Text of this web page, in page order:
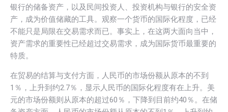
银行的储备资产，以及民间投资人、投资机构与银行的安全资
产，成为价值储藏的工具。观察一个货币的国际化程度，已经
不能只是局限在交易需求而已。事实上，在这两大面向当中，
资产需求的重要性已经超过交易需求，成为国际货币最重要的
特质。
在贸易的结算与支付方面，人民币的市场份额从原本的不到
1％，上升到约2.7％，显示人民币的国际化程度有在上升。美
元的市场份额则从原本的超过60％，下降到目前约40％。在储